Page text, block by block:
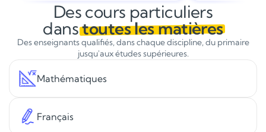
Des cours particuliers
danstoutes les matières
Des enseignants qualifiés, dans chaque discipline, du primaire
jusqu'aux études supérieures.
Mathématiques
Français